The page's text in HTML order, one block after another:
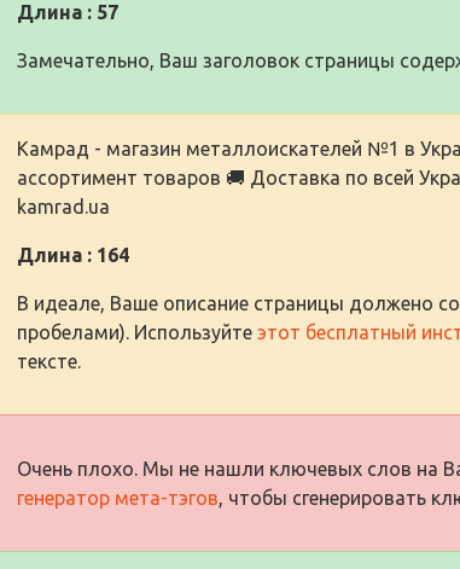
Длина : 57
Замечательно, Ваш заголовок страницы
Камрад - магазин металлоискателей №1 в
ассортимент товаров 🚚 Доставка по всей
kamrad.ua
Длина : 164
В идеале, Ваше описание страницы должено
пробелами). Используйте этот бесплатный
тексте.
Очень плохо. Мы не нашли ключевых слов на
генератор мета-тэгов, чтобы сгенерировать